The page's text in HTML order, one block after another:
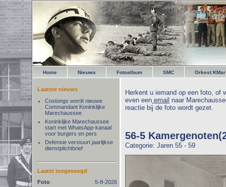
Home Nieuws Fotoalbum SMC Orkest KMar
Herkent u iemand op een foto, of
even een email naar
reactie bij de foto wordt gezet.
56-5
Categorie: Jaren 55 - 59
Laatste nieuws
Costongs wordt nieuwe
Commandant Koninklijke
Marechaussee
Koninklijke Marechaussee
start met WhatsApp-kanaal
voor burgers en pers
Defensie verstuurt jaarlijkse
dienstplichtbrief
Laatst toegevoegd
Foto
5-8-2026